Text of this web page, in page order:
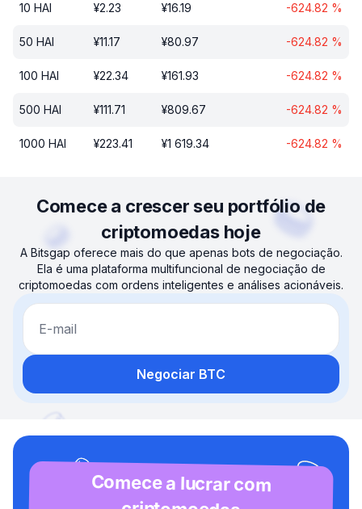
10 HAI ¥2.23 ¥16.19 -624.82 %
50 HAI ¥11.17 ¥80.97 -624.82 %
100 HAI ¥22.34 ¥161.93 -624.82 %
500 HAI ¥111.71 ¥809.67 -624.82 %
1000 HAI ¥223.41 ¥1 619.34 -624.82 %
Comece a crescer seu portfólio de
criptomoedas hoje
A Bitsgap oferece mais do que apenas bots de negociação.
Ela é uma plataforma multifuncional de negociação de
criptomoedas com ordens inteligentes e análises acionáveis.
E-mail
Negociar BTC
Comece a lucrar com